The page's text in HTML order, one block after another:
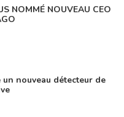
NOMMÉ NOUVEAU CEO
nouveau détecteur de